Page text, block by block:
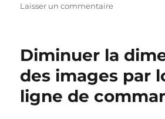
Laisser un commentairesur
par
en
utilisant
les
Diminuer la
des images par
ligne de